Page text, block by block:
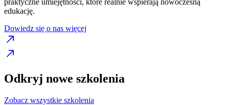
edukację.
Dowiedz się o nas więcej
Odkryj nowe szkolenia
Zobacz wszystkie szkolenia